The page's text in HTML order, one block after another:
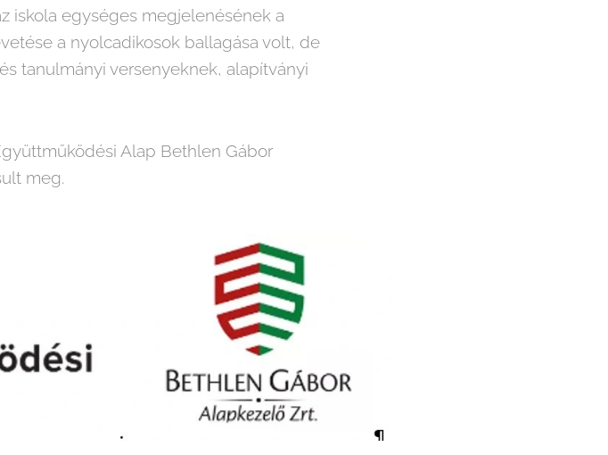
iskola egységes megjelenésének a
a nyolcadikosok ballagása volt, de
tanulmányi versenyeknek, alapítványi
Alap Bethlen Gábor
meg.